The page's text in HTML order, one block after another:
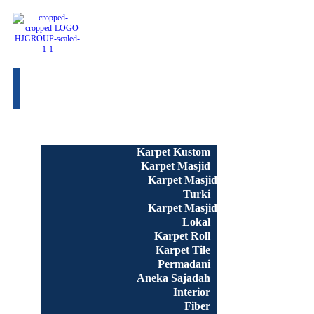
Karpet Kustom
Karpet Masjid
Karpet Masjid
Turki
Karpet Masjid
Lokal
Karpet Roll
Karpet Tile
Permadani
Aneka Sajadah
Interior
Fiber